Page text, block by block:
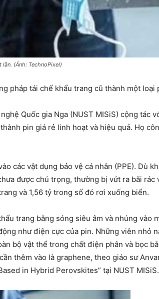
(Ảnh: TechnoPixel)
pháp tái chế khẩu trang cũ thành một
Quốc gia Nga (NUST MISiS) cộng tác
pin giá rẻ linh hoạt và hiệu quả. Họ
các vật dụng bảo vệ cá nhân (PPE). Dù
được chú trọng, thường bị vứt ra bãi
và 1,56 tỷ trong số đó rơi xuống biển.
trang bằng sóng siêu âm và nhúng vào
như điện cực của pin. Những viên nhỏ
bộ vật thể trong chất điện phân và bọc
thêm vào là graphene, theo giáo sư
in Hybrid Perovskites” tại NUST MISiS.